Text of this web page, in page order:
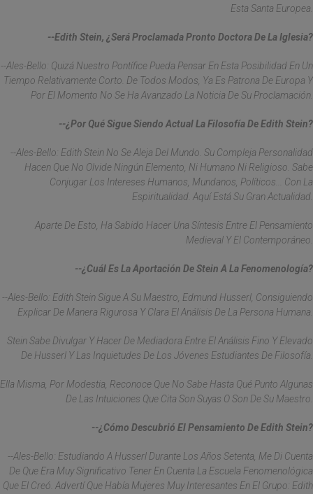
Esta Santa Europea.
--Edith Stein, ¿será Proclamada Pronto Doctora De La Iglesia?
--Ales-Bello: Quizá Nuestro Pontífice Pueda Pensar En Esta Posibilidad En Un
Tiempo Relativamente Corto. De Todos Modos, Ya Es Patrona De Europa Y
Por El Momento No Se Ha Avanzado La Noticia De Su Proclamación.
--¿Por Qué Sigue Siendo Actual La Filosofía De Edith Stein?
--Ales-Bello: Edith Stein No Se Aleja Del Mundo. Su Compleja Personalidad
Hacen Que No Olvide Ningún Elemento, Ni Humano Ni Religioso. Sabe
Conjugar Los Intereses Humanos, Mundanos, Políticos... Con La
Espiritualidad. Aquí Está Su Gran Actualidad.
Aparte De Esto, Ha Sabido Hacer Una Síntesis Entre El Pensamiento
Medieval Y El Contemporáneo.
--¿Cuál Es La Aportación De Stein A La Fenomenología?
--Ales-Bello: Edith Stein Sigue A Su Maestro, Edmund Husserl, Consiguiendo
Explicar De Manera Rigurosa Y Clara El Análisis De La Persona Humana.
Stein Sabe Divulgar Y Hacer De Mediadora Entre El Análisis Fino Y Elevado
De Husserl Y Las Inquietudes De Los Jóvenes Estudiantes De Filosofía.
Ella Misma, Por Modestia, Reconoce Que No Sabe Hasta Qué Punto Algunas
De Las Intuiciones Que Cita Son Suyas O Son De Su Maestro.
--¿Cómo Descubrió El Pensamiento De Edith Stein?
--Ales-Bello: Estudiando A Husserl Durante Los Años Setenta, Me Di Cuenta
De Que Era Muy Significativo Tener En Cuenta La Escuela Fenomenológica
Que El Creó. Advertí Que Había Mujeres Muy Interesantes En El Grupo: Edith